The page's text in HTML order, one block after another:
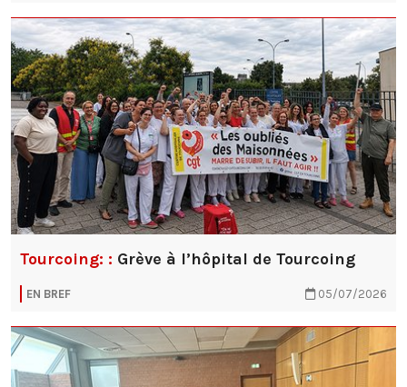
Tourcoing: : Grève à l’hôpital de Tourcoing
EN BREF 05/07/2026